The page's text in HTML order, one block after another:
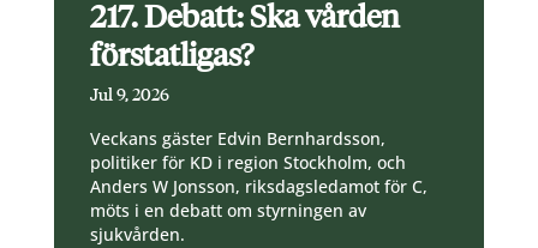
217. Debatt: Ska vården
förstatligas?
Jul 9, 2026
Veckans gäster Edvin Bernhardsson,
politiker för KD i region Stockholm, och
Anders W Jonsson, riksdagsledamot för C,
möts i en debatt om styrningen av
sjukvården.